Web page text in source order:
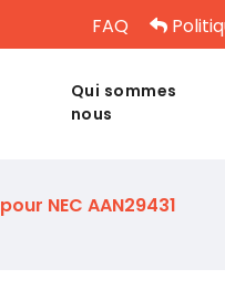
FAQ
Qui sommes
nous
NEC AAN29431